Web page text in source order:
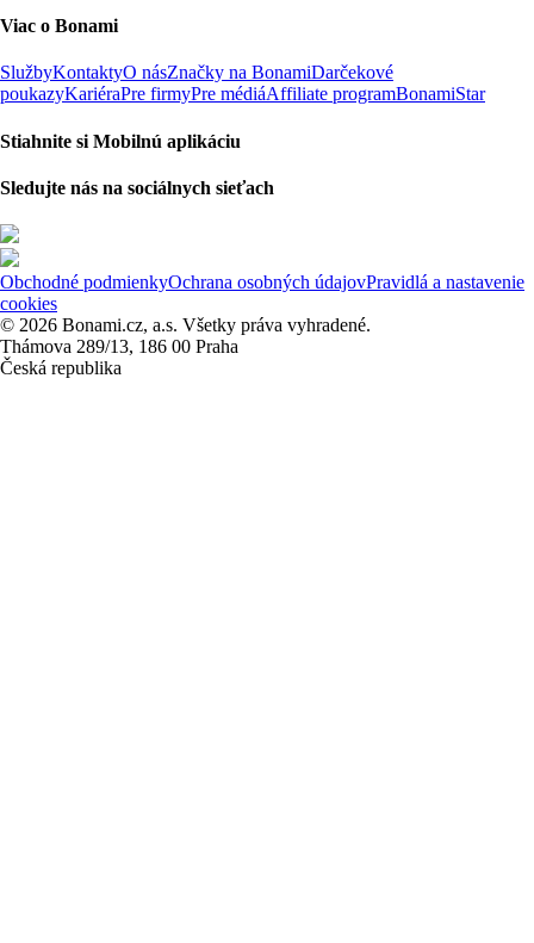
Viac o Bonami
SlužbyKontaktyO násZnačky na BonamiDarčekové
poukazyKariéraPre firmyPre médiáAffiliate programBonamiStar
Stiahnite si Mobilnú aplikáciu
Sledujte nás na sociálnych sieťach
Obchodné podmienkyOchrana osobných údajovPravidlá a nastavenie
cookies
© 2026 Bonami.cz, a.s. Všetky práva vyhradené.
Thámova 289/13, 186 00 Praha
Česká republika